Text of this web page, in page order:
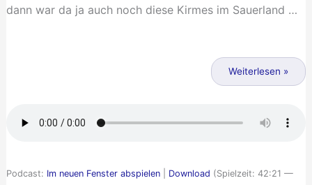
dann war da ja auch noch diese Kirmes im Sauerland …
Ohrenblicke
Null
Weiterlesen »
Podcast: Im neuen Fenster abspielen| Download (Spielzeit: 42:21 —